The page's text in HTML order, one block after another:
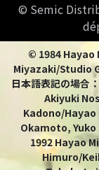
© Semic
© 1984
Miyazaki/Studio
日本語表記の場合
Akiyuki
Kadono/
Okamoto,
1992 Hayao
Himuro/